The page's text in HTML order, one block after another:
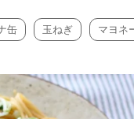
缶 玉ねぎ マヨネ